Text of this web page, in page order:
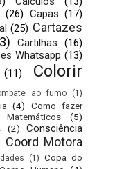
(26) Capas (17)
(25) Cartazes
Cartilhas
(16)
Whatsapp (13)
(11)
Colorir
ao fumo (1)
(4)
Como fazer
Matemáticos
(5)
(2)
Consciência
Coord Motora
(1) Copa do